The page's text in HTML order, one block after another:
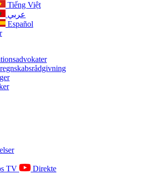
Tiếng Việt
عربي
Español
TV
Direkte